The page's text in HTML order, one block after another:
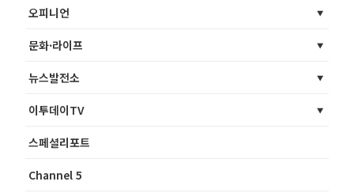
오피니언
문화·라이프
뉴스발전소
이투데이TV
스페셜리포트
Channel 5